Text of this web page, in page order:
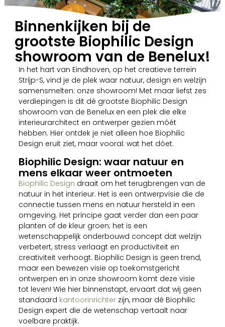
Binnenkijken bij de
grootste Biophilic Design
showroom van de Benelux!
In het hart van Eindhoven, op het creatieve terrein
Strijp-S, vind je de plek waar natuur, design en welzijn
samensmelten: onze showroom! Met maar liefst zes
verdiepingen is dit dé grootste Biophilic Design
showroom van de Benelux en een plek die elke
interieurarchitect en ontwerper gezien móét
hebben. Hier ontdek je niet alleen hoe Biophilic
Design eruit ziet, maar vooral: wat het dóet.
Biophilic Design: waar natuur en
mens elkaar weer ontmoeten
Biophilic Design draait om het terugbrengen van de
natuur in het interieur. Het is een ontwerpvisie die de
connectie tussen mens en natuur hersteld in een
omgeving. Het principe gaat verder dan een paar
planten of de kleur groen; het is een
wetenschappelijk onderbouwd concept dat welzijn
verbetert, stress verlaagt en productiviteit en
creativiteit verhoogt. Biophilic Design is geen trend,
maar een bewezen visie op toekomstgericht
ontwerpen en in onze showroom komt deze visie
tot leven! Wie hier binnenstapt, ervaart dat wij geen
standaard kantoorinrichterzijn, maar dé Biophilic
Design expert die de wetenschap vertaalt naar
voelbare praktijk.